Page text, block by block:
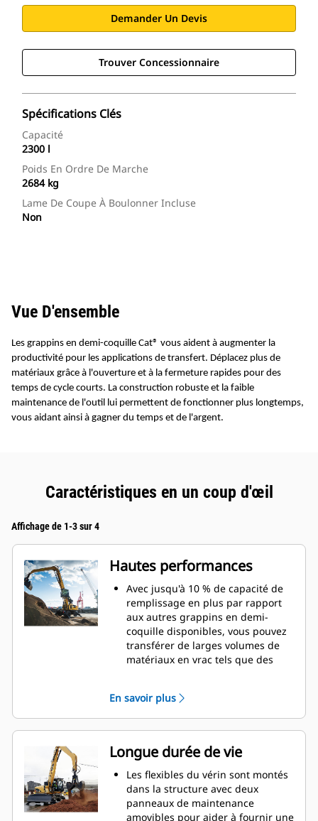
Demander Un Devis
Trouver Concessionnaire
Spécifications Clés
Capacité
2300 l
Poids En Ordre De Marche
2684 kg
Lame De Coupe À Boulonner Incluse
Non
Vue D'ensemble
Les grappins en demi-coquille Cat® vous aident à augmenter la
productivité pour les applications de transfert. Déplacez plus de
matériaux grâce à l'ouverture et à la fermeture rapides pour des
temps de cycle courts. La construction robuste et la faible
maintenance de l'outil lui permettent de fonctionner plus longtemps,
vous aidant ainsi à gagner du temps et de l'argent.
Caractéristiques en un coup d'œil
Affichage de 1-3 sur 4
Hautes performances
Avec jusqu'à 10 % de capacité de
remplissage en plus par rapport
aux autres grappins en demi-
coquille disponibles, vous pouvez
transférer de larges volumes de
matériaux en vrac tels que des
Déplacez des charges importantes
grâce à la large ouverture des
pinces pour la manutention en
La puissante force de fermeture
des coquilles de grappin, associée
aux temps d'ouverture et de
fermeture rapides, vous aide à
raccourcir vos temps de cycle et à
En savoir plus
Longue durée de vie
Les flexibles du vérin sont montés
dans la structure avec deux
panneaux de maintenance
amovibles pour aider à fournir une